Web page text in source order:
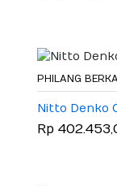
PHILANG
Nitto Denko
Rp